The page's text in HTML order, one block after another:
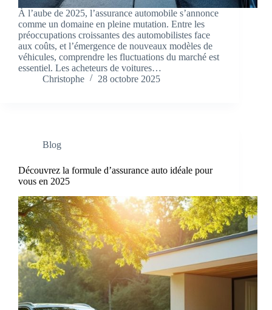
À l’aube de 2025, l’assurance automobile s’annonce
comme un domaine en pleine mutation. Entre les
préoccupations croissantes des automobilistes face
aux coûts, et l’émergence de nouveaux modèles de
véhicules, comprendre les fluctuations du marché est
essentiel. Les acheteurs de voitures…
Christophe
28 octobre 2025
Blog
Découvrez la formule d’assurance auto idéale pour
vous en 2025